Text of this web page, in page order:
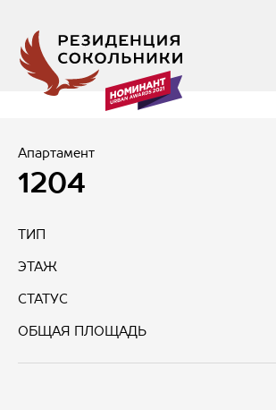
Апартамент
1204
ТИП
ЭТАЖ
СТАТУС
ОБЩАЯ ПЛОЩАДЬ